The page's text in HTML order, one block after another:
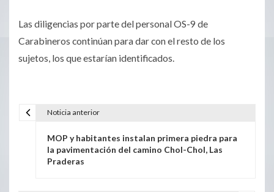
Las diligencias por parte del personal OS-9 de
Carabineros continúan para dar con el resto de los
sujetos, los que estarían identificados.
Noticia anterior
MOP y habitantes instalan primera piedra para
la pavimentación del camino Chol-Chol, Las
Praderas